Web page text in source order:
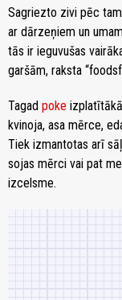
Sagriezto zivi pēc
ar dārzeņiem un
tās ir ieguvušas
garšām, raksta
Tagad poke
kvinoja, asa mērce,
Tiek izmantotas arī
sojas mērci vai pat
izcelsme.